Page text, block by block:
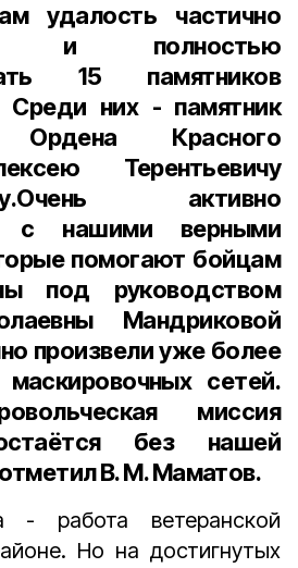
удалость частично
и полностью
15 памятников
Среди них - памятник
Ордена Красного
Терентьевичу
Очень активно
с нашими верными
помогают бойцам
под руководством
Мандриковой
произвели уже более
сетей.
миссия
без нашей
В. М. Маматов.
- работа ветеранской
Но на достигнутых